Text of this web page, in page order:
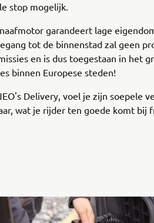
stop mogelijk.
garandeert lage
tot de binnenstad zal geen
en is dus toegestaan in het
binnen Europese steden!
Delivery, voel je zijn soepele
wat je rijder ten goede komt bij